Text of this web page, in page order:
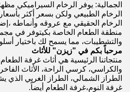
الجمالية: يوفر الرخام السيراميكي
الرخام الطبيعي ولكن بسعر أكثر
الرخام الحقيقي مع عروقه وأنماطه
منطقة الطعام الخاصة بكيتوفر في
والتشطيبات، مما يسمح لك باختيار
مرحباً بكم في "زيزن" للأثاث
منتجاتنا الرئيسية هي أثاث غرفة
والكراسي، كرسي الراحة، الأثاث
الطراز الشمالي، الطراز الغربي الذي
غرفة النوم،غرفة الطعام أيضاً.